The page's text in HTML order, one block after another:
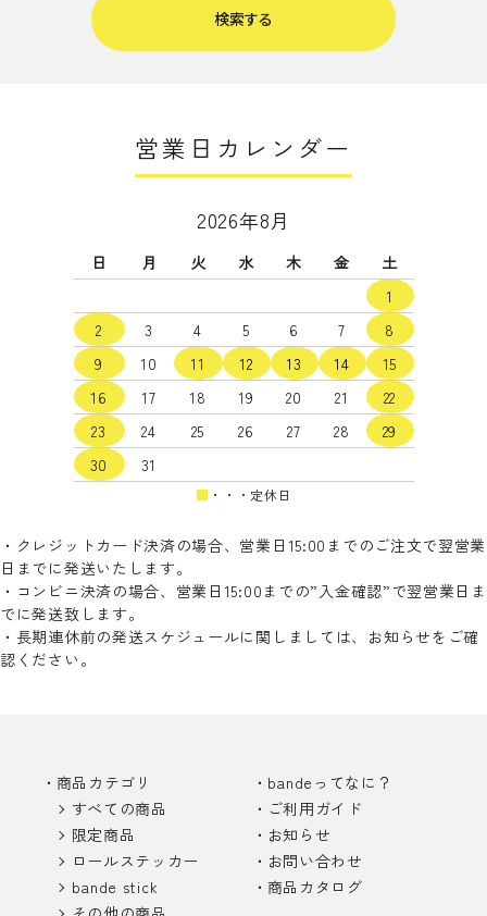
検索する
カテゴリー
検索する
営業日カレンダー
2026年8月
日 月 火 水 木 金
土
1
2
3 4 5 6 7
8
9
10 11 12 13 14
15
16
17 18 19 20 21
22
23
24 25 26 27 28
29
30
31
■ ・・・定休日
・クレジットカード決済の場合、営業日15:00までのご注文で翌営業
日までに発送いたします。
・コンビニ決済の場合、営業日15:00までの”入金確認”で翌営業日ま
でに発送致します。
・長期連休前の発送スケジュールに関しましては、お知らせをご確
認ください。
商品カテゴリ
すべての商品
限定商品
ロールステッカー
bande stick
bandeってなに？
ご利用ガイド
お知らせ
お問い合わせ
商品カタログ